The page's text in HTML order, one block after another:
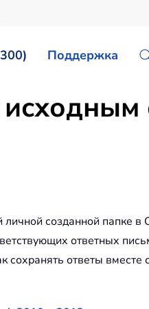
Поддержка
созданной папке
ответных
ответы